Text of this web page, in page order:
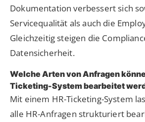
Dokumentation verbessert sich
Servicequalität als auch die
Gleichzeitig steigen die
Datensicherheit.
Welche Arten von Anfragen
Ticketing-System bearbeitet
Mit einem HR-Ticketing-System
alle HR-Anfragen strukturiert